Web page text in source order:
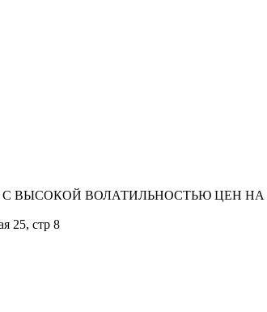
ВЫСОКОЙ ВОЛАТИЛЬНОСТЬЮ ЦЕН
25, стр 8